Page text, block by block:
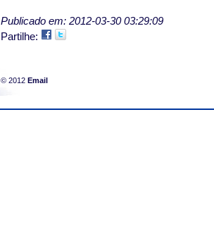
Publicado em: 2012-03-30 03:29:09
Partilhe:
© 2012 Email